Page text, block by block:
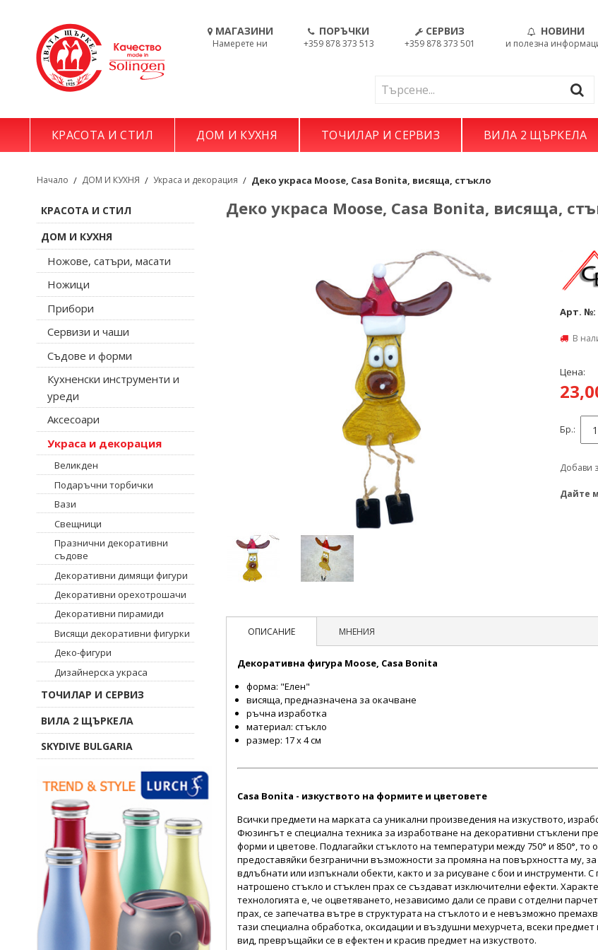
МАГАЗИНИ
Намерете ни
ПОРЪЧКИ
+359 878 373 513
СЕРВИЗ
+359 878 373 501
НОВИНИ
и полезна
КРАСОТА И СТИЛ ДОМ И КУХНЯ ТОЧИЛАР И СЕРВИЗ ВИЛА 2 ЩЪРКЕЛА
Начало / ДОМ И КУХНЯ / Украса и декорация / Деко украса Moose, Casa Bonita, висяща, стъкло
Деко украса Moose, Casa Bonita, висяща,
Арт. №:
В
Цена:
Бр.:
Добави
Дайте
ОПИСАНИЕ МНЕНИЯ
Декоративна фигура Moose, Casa Bonita
форма: "Елен"
висяща, предназначена за окачване
ръчна изработка
материал: стъкло
размер: 17 х 4 см
Casa Bonita - изкуството на формите и цветовете
Всички предмети на марката са уникални произведения на изкуството,
Фюзингът е специална техника за изработване на декоративни стъклени
форми и цветове. Подлагайки стъклото на температури между 750° и 850°, то
предоставяйки безгранични възможности за промяна на повърхността му,
вдлъбнати или изпъкнали обекти, както и за рисуване с бои и инструменти.
натрошено стъкло и стъклен прах се създават изключителни ефекти.
технологията е, че оцветяването, независимо дали се прави с отделни
прах, се запечатва вътре в структурата на стъклото и е невъзможно
тази специална обработка, оксидации и въздушни мехурчета, всеки
вид, превръщайки се в ефектен и красив предмет на изкуството.
КРАСОТА И СТИЛ
ДОМ И КУХНЯ
Ножове, сатъри, масати
Ножици
Прибори
Сервизи и чаши
Съдове и форми
Кухненски инструменти и
уреди
Аксесоари
Украса и декорация
Великден
Подаръчни торбички
Вази
Свещници
Празнични декоративни
съдове
Декоративни димящи фигури
Декоративни орехотрошачи
Декоративни пирамиди
Висящи декоративни фигурки
Деко-фигури
Дизайнерска украса
ТОЧИЛАР И СЕРВИЗ
ВИЛА 2 ЩЪРКЕЛА
SKYDIVE BULGARIA